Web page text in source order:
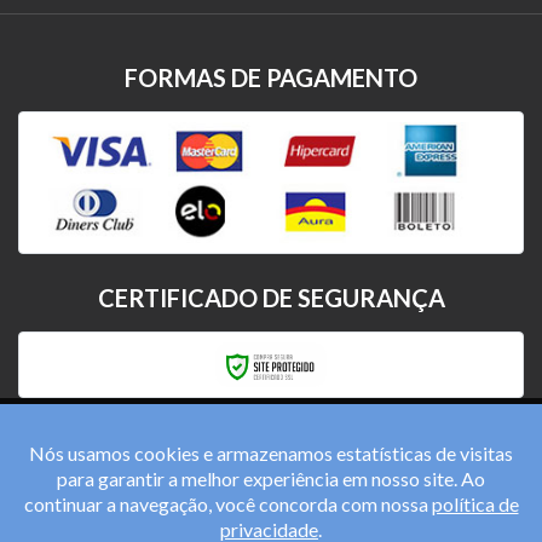
FORMAS DE PAGAMENTO
CERTIFICADO DE SEGURANÇA
Nós usamos cookies e armazenamos estatísticas de visitas
para garantir a melhor experiência em nosso site. Ao
continuar a navegação, você concorda com nossa política de
privacidade.